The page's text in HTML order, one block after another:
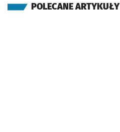
POLECANE ARTYKUŁY